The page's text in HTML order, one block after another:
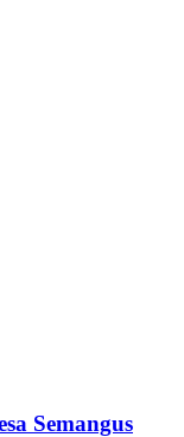
Semangus